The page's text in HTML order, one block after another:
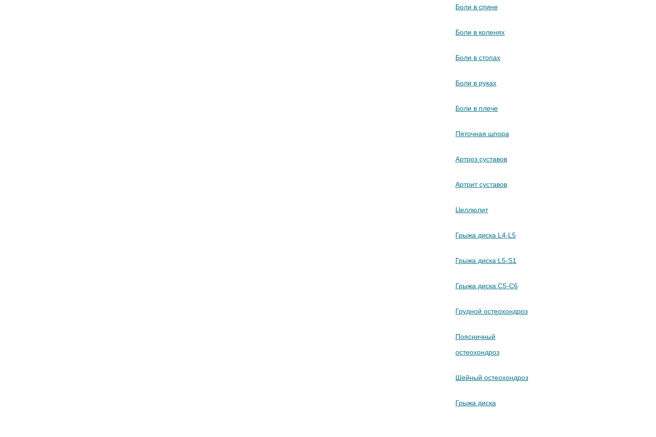
Боли в спине
Боли в коленях
Боли в стопах
Боли в руках
Боли в плече
Пяточная шпора
Артроз суставов
Артрит суставов
Целлюлит
Грыжа диска L4-L5
Грыжа диска L5-S1
Грыжа диска C5-C6
Грудной остеохондроз
Поясничный
остеохондроз
Шейный остеохондроз
Грыжа диска